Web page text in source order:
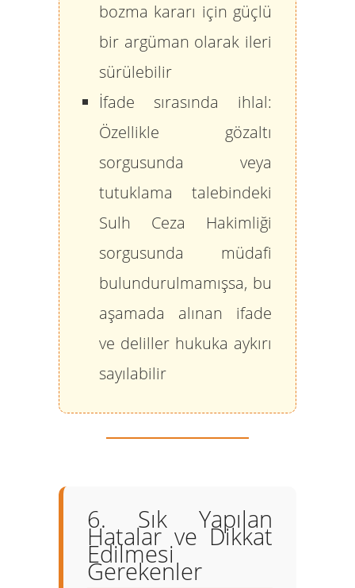
bozma kararı için güçlü
bir argüman olarak ileri
sürülebilir
İfade sırasında ihlal:
Özellikle gözaltı
sorgusunda veya
tutuklama talebindeki
Sulh Ceza Hakimliği
sorgusunda müdafi
bulundurulmamışsa, bu
aşamada alınan ifade
ve deliller hukuka aykırı
sayılabilir
6. Sık Yapılan
Hatalar ve Dikkat
Edilmesi
Gerekenler